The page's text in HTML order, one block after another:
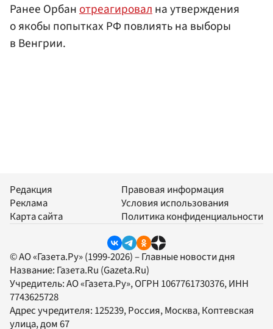
Ранее Орбанотреагировална утверждения
о якобы попытках РФ повлиять на выборы
в Венгрии.
Редакция
Реклама
Карта сайта
Правовая информация
Условия использования
Политика конфиденциальности
© АО «Газета.Ру» (1999-2026) – Главные новости дня
Название: Газета.Ru (Gazeta.Ru)
Учредитель:АО «Газета.Ру», ОГРН 1067761730376, ИНН
7743625728
Адрес учредителя: 125239, Россия, Москва, Коптевская
улица, дом 67